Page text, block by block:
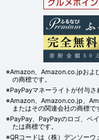
※Amazon、Amazon.co.jpおよ
の商標です。
※PayPayマネーライトが付与さ
※Amazon、Amazon.co.jp、
またはその関連会社の商標で
※PayPay、PayPayのロゴ、ペ
たは商標です。
※QRコードは（株）デンソーウ